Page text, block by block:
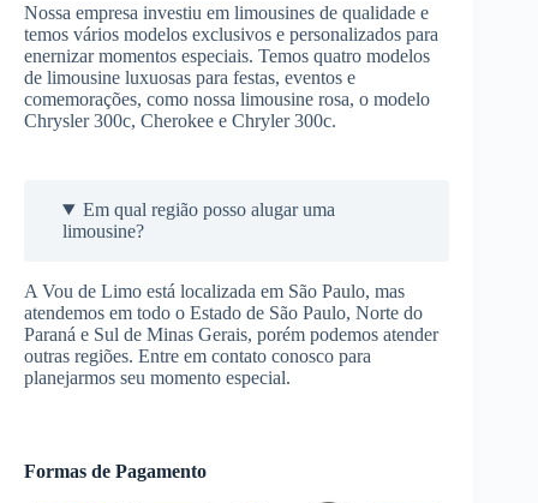
Nossa empresa investiu em limousines de qualidade e
temos vários modelos exclusivos e personalizados para
enernizar momentos especiais. Temos quatro modelos
de limousine luxuosas para festas, eventos e
comemorações, como nossa limousine rosa, o modelo
Chrysler 300c, Cherokee e Chryler 300c.
Em qual região posso alugar uma
limousine?
A Vou de Limo está localizada em São Paulo, mas
atendemos em todo o Estado de São Paulo, Norte do
Paraná e Sul de Minas Gerais, porém podemos atender
outras regiões. Entre em contato conosco para
planejarmos seu momento especial.
Formas de Pagamento